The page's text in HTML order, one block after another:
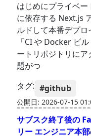
はじめにプライベ
に依存する Next.js
ルドして本番デプ
「CI や Docker ビ
ートリポジトリに
題がつ
タグ: #github
公開日: 2026-07-15
サブスク終了後の
リー エンジニア本